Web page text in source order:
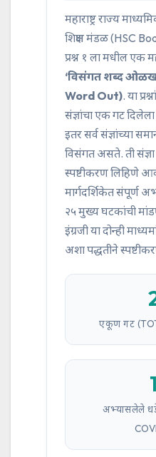
महाराष्ट्र राज्य
शिक्षण मंडळ (HSC
प्रश्न १ ला मधील एक
‘विसंगत शब्द
Word Out). या
संज्ञांचा एक गट
इतर सर्व संज्ञांच्या
विसंगत असते. ती
स्पष्टीकरण लिहिणे
मार्गदर्शिकेत संपूर्ण
२५ मुख्य घटकांची
इंग्रजी या दोन्ही
अशा पद्धतीने
एकूण गट
अभ्यासलेले